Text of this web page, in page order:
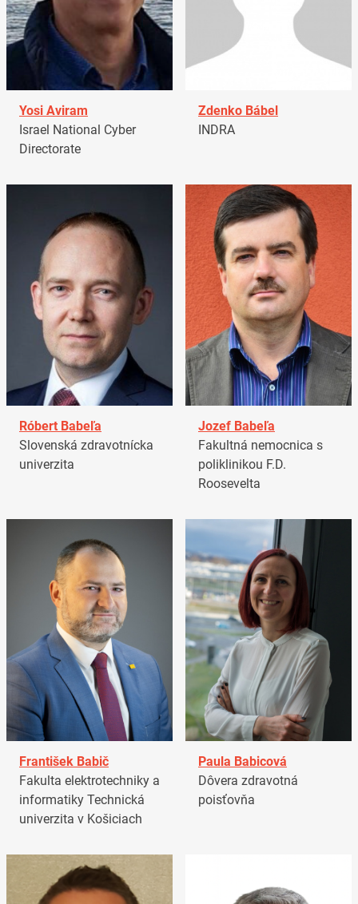
Yosi Aviram
Israel National Cyber
Directorate
Zdenko Bábel
INDRA
Róbert Babeľa
Slovenská zdravotnícka
univerzita
Jozef Babeľa
Fakultná nemocnica s
poliklinikou F.D.
Roosevelta
František Babič
Fakulta elektrotechniky a
informatiky Technická
univerzita v Košiciach
Paula Babicová
Dôvera zdravotná
poisťovňa